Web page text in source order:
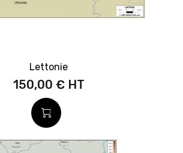
Lettonie
150,00 €